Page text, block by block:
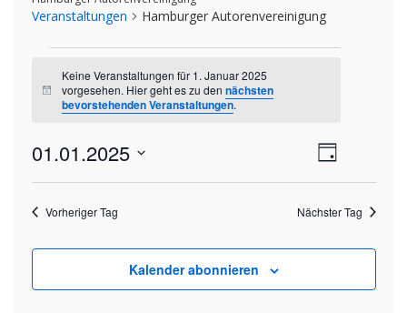
Veranstaltungen Hamburger Autorenvereinigung
Veranstaltungen
für
Januar
2025
Hinweis
Keine Veranstaltungen für 1. Januar 2025
vorgesehen. Hier geht es zu dennächsten
bevorstehenden Veranstaltungen.
Tag
01.01.2025
Vorheriger Tag
Nächster Tag
Kalender abonnieren